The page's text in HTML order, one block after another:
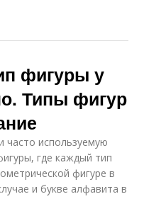
фигуры у
Типы фигур
часто используемую
где каждый тип
фигуре в
и букве алфавита в